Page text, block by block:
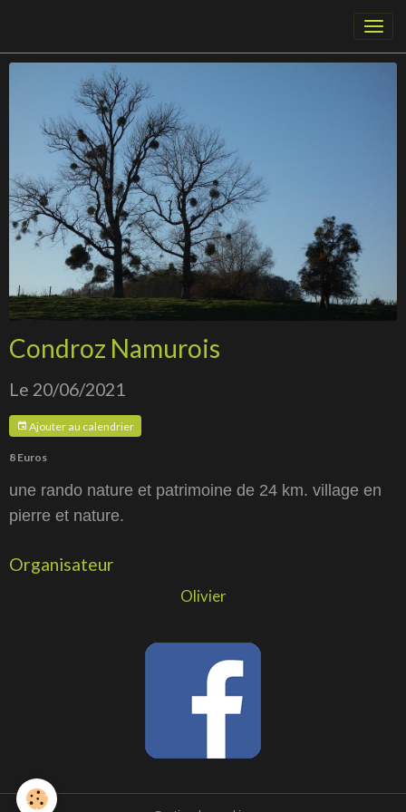
Condroz Namurois
Le 20/06/2021
Ajouter au calendrier
8 Euros
une rando nature et patrimoine de 24 km. village en
pierre et nature.
Organisateur
Olivier